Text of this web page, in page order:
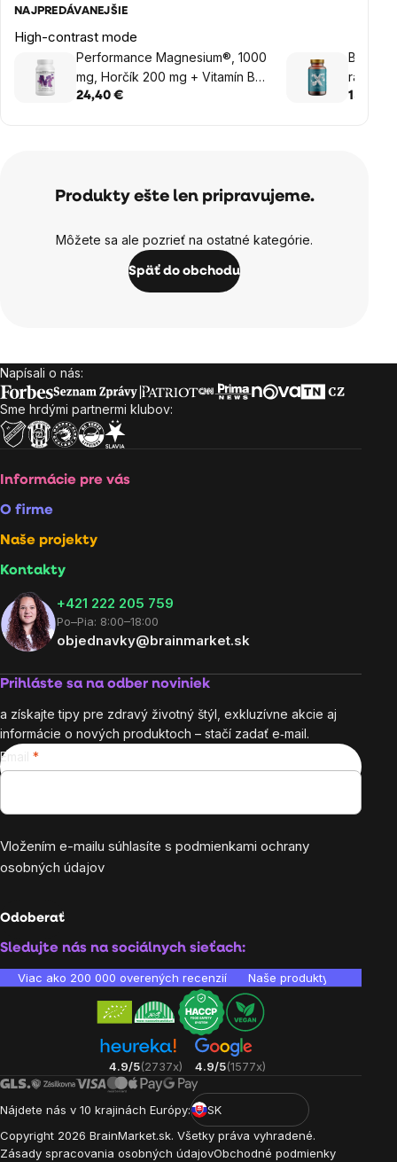
NAJPREDÁVANEJŠIE
High-contrast mode
Performance Magnesium®, 1000
mg, Horčík 200 mg + Vitamín B6
P5P, 100 vegan kapsúl
24,40 € 15,45 €
Produkty ešte len pripravujeme.
Môžete sa ale pozrieť na ostatné kategórie.
Späť do obchodu
Zápätie
Napísali o nás:
Sme hrdými partnermi klubov:
Informácie pre vás
O firme
Naše projekty
Kontakty
+421 222 205 759
Po–Pia: 8:00–18:00
objednavky@brainmarket.sk
Prihláste sa na odber noviniek
a získajte tipy pre zdravý životný štýl, exkluzívne akcie aj
informácie o nových produktoch – stačí zadať e‑mail.
Email
Vložením e-mailu súhlasíte s podmienkami ochrany
osobných údajov
Odoberať
Sledujte nás na sociálnych sieťach:
Viac ako 200 000 overených recenzií Naše produkty sú
4.9/5(2737x) 4.9/5(1577x)
Nájdete nás v 10 krajinách Európy:
SK
Copyright 2026 BrainMarket.sk. Všetky práva vyhradené.
Zásady spracovania osobných údajovObchodné podmienky